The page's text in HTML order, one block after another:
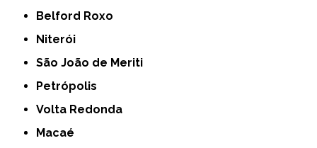
Belford Roxo
Niterói
São João de Meriti
Petrópolis
Volta Redonda
Macaé